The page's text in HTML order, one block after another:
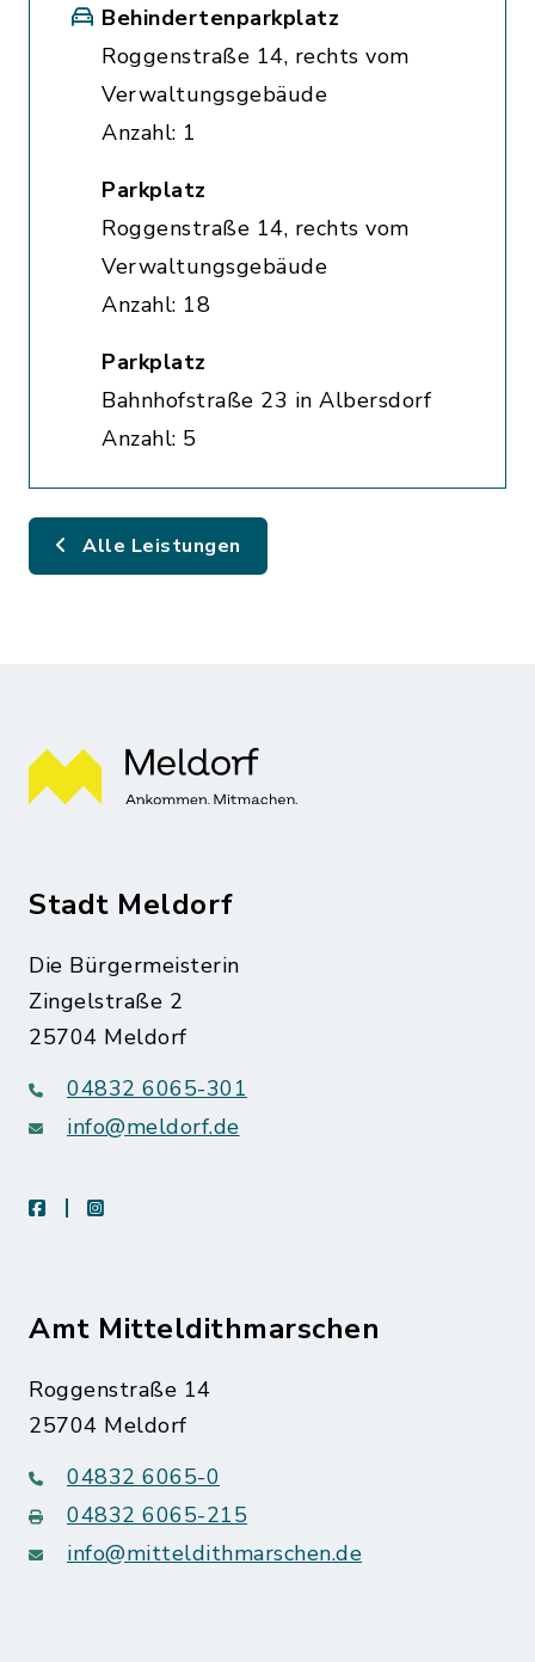
Behindertenparkplatz
Roggenstraße 14, rechts vom
Verwaltungsgebäude
Anzahl: 1
Parkplatz
Roggenstraße 14, rechts vom
Verwaltungsgebäude
Anzahl: 18
Parkplatz
Bahnhofstraße 23 in Albersdorf
Anzahl: 5
Alle Leistungen
Stadt Meldorf
Die Bürgermeisterin
Zingelstraße 2
25704 Meldorf
04832 6065-301
info@meldorf.de
facebookinstagram
Amt Mitteldithmarschen
Roggenstraße 14
25704 Meldorf
04832 6065-0
04832 6065-215
info@mitteldithmarschen.de